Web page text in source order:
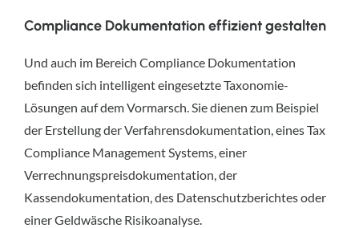
Compliance Dokumentation effizient gestalten
Und auch im Bereich Compliance Dokumentation
befinden sich intelligent eingesetzte Taxonomie-
Lösungen auf dem Vormarsch. Sie dienen zum Beispiel
der Erstellung der Verfahrensdokumentation, eines Tax
Compliance Management Systems, einer
Verrechnungspreisdokumentation, der
Kassendokumentation, des Datenschutzberichtes oder
einer Geldwäsche Risikoanalyse.